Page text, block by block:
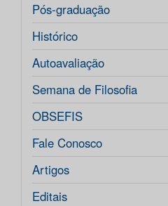
Pós-graduação
Histórico
Autoavaliação
Semana de Filosofia
OBSEFIS
Fale Conosco
Artigos
Editais